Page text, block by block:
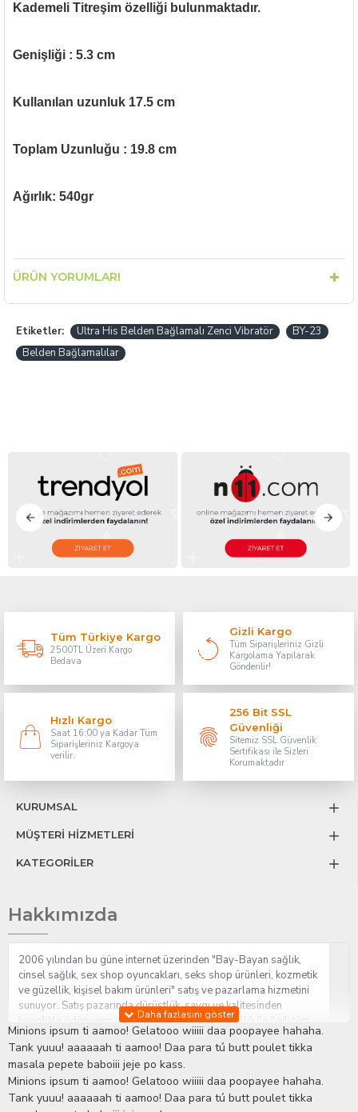
Kademeli Titreşim özelliği bulunmaktadır.
Genişliği : 5.3 cm
Kullanılan uzunluk 17.5 cm
Toplam Uzunluğu : 19.8 cm
Ağırlık: 540gr
ÜRÜN YORUMLARI
Etiketler: Ultra His Belden Bağlamalı Zenci Vibratör
BY-23
Belden Bağlamalılar
Tüm Türkiye Kargo
2500TL Üzeri Kargo
Bedava
Gizli Kargo
Tüm Siparişleriniz Gizli
Kargolama Yapılarak
Gönderilir!
Hızlı Kargo
Saat 16:00 ya Kadar Tüm
Siparişleriniz Kargoya
verilir.
256 Bit SSL
Güvenliği
Sitemiz SSL Güvenlik
Sertifikası ile Sizleri
Korumaktadır
KURUMSAL
MÜŞTERİ HİZMETLERİ
KATEGORİLER
Hakkımızda
2006 yılından bu güne internet üzerinden "Bay-Bayan sağlık,
cinsel sağlık, sex shop oyuncakları, seks shop ürünleri, kozmetik
ve güzellik, kişisel bakım ürünleri" satış ve pazarlama hizmetini
sunuyor. Satış pazarında dürüstlük, saygı ve kalitesinden
kesinlikle ödün vermeden hizmet sağlık ve güzellik ile ilgili tüm
sorularınıza anında cevap verebilen Yetkin ve uzman kadrosu ile
ihtiyaçlarınızı en uygun fiyat ve taksit seçenekleriyle karşılıyor.
İstanbul beylikdüzü Erotik Shop sitemizde insan odaklı çalışma
stratejimiz ile müşterilerimizin yaşamlarında mutlu, sağlıklı ve
bakımlı olmaları için onlara sağlık ve güzellik danışmanlığı
Minions ipsum ti aamoo! Gelatooo wiiiii daa poopayee hahaha.
Tank yuuu! aaaaaah ti aamoo! Daa para tú butt poulet tikka
masala pepete baboiii jeje po kass.
Minions ipsum ti aamoo! Gelatooo wiiiii daa poopayee hahaha.
Tank yuuu! aaaaaah ti aamoo! Daa para tú butt poulet tikka